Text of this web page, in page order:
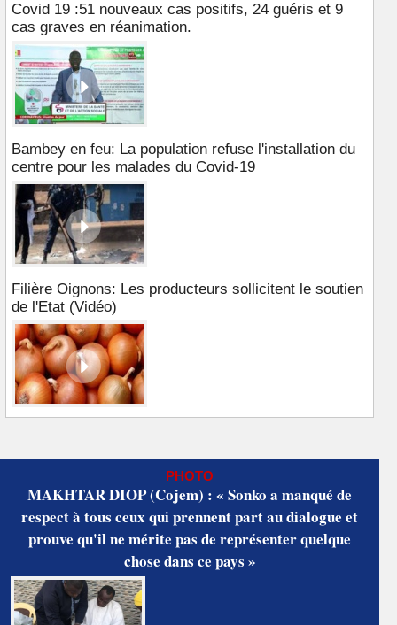
Covid 19 :51 nouveaux cas positifs, 24 guéris et 9
cas graves en réanimation.
Bambey en feu: La population refuse l'installation du
centre pour les malades du Covid-19
Filière Oignons: Les producteurs sollicitent le soutien
de l'Etat (Vidéo)
PHOTO
MAKHTAR DIOP (Cojem) : « Sonko a manqué de
respect à tous ceux qui prennent part au dialogue et
prouve qu'il ne mérite pas de représenter quelque
chose dans ce pays »